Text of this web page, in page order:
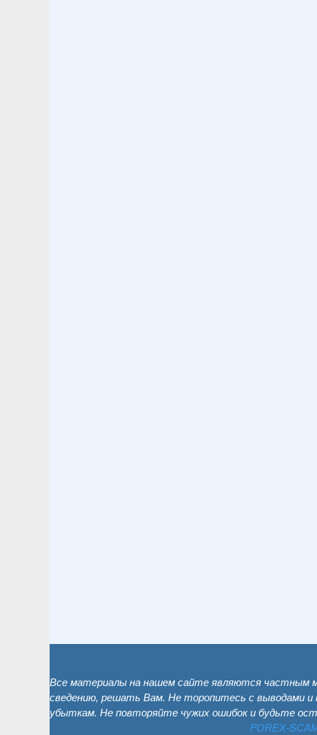
Все материалы на нашем сайте являются частным
сведению, решать Вам. Не торопитесь с выводами и
убыткам. Не повторяйте чужих ошибок и будьте
FOREX-